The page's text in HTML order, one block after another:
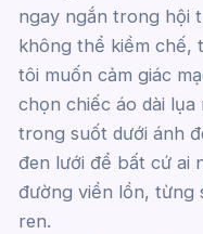
ngay ngắn trong hội
không thể kiềm chế,
tôi muốn cảm giác
chọn chiếc áo dài
trong suốt dưới ánh
đen lưới để bất cứ ai
đường viền lồn, từng
ren.